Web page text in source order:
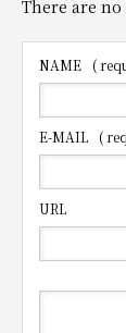
There are
NAME (
E-MAIL (
URL